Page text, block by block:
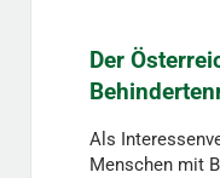
Der
Als
Menschen mit